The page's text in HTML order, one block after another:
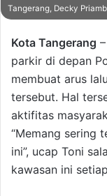
Tangerang, Decky
Kota Tangerang
parkir di depan
membuat arus
tersebut. Hal
aktifitas
“Memang sering
ini”, ucap Toni
kawasan ini